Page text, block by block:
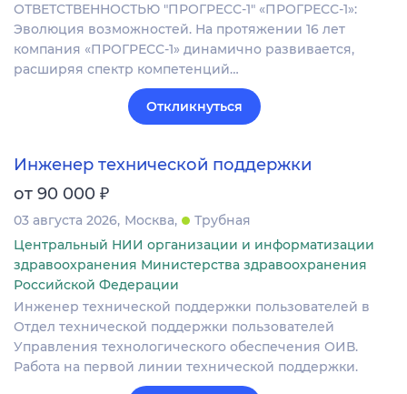
ОТВЕТСТВЕННОСТЬЮ "ПРОГРЕСС-1" «ПРОГРЕСС-1»:
Эволюция возможностей. На протяжении 16 лет
компания «ПРОГРЕСС-1» динамично развивается,
расширяя спектр компетенций…
Откликнуться
Инженер технической поддержки
от 90 000 ₽
03 августа 2026 Москва
Трубная
Центральный НИИ организации и информатизации
здравоохранения Министерства здравоохранения
Российской Федерации
Инженер технической поддержки пользователей в
Отдел технической поддержки пользователей
Управления технологического обеспечения ОИВ.
Работа на первой линии технической поддержки.